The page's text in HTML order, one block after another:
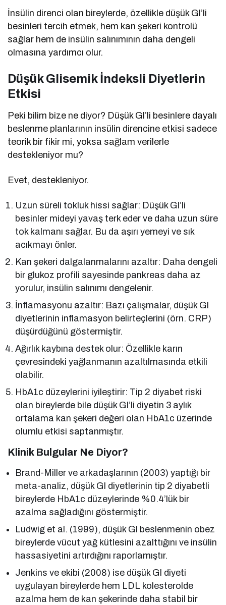
İnsülin direnci olan bireylerde, özellikle düşük GI’li
besinleri tercih etmek, hem kan şekeri kontrolü
sağlar hem de insülin salınımının daha dengeli
olmasına yardımcı olur.
Düşük Glisemik İndeksli Diyetlerin
Etkisi
Peki bilim bize ne diyor? Düşük GI’li besinlere dayalı
beslenme planlarının insülin direncine etkisi sadece
teorik bir fikir mi, yoksa sağlam verilerle
destekleniyor mu?
Evet, destekleniyor.
Uzun süreli tokluk hissi sağlar: Düşük GI’li
besinler mideyi yavaş terk eder ve daha uzun süre
tok kalmanı sağlar. Bu da aşırı yemeyi ve sık
acıkmayı önler.
Kan şekeri dalgalanmalarını azaltır: Daha dengeli
bir glukoz profili sayesinde pankreas daha az
yorulur, insülin salınımı dengelenir.
İnflamasyonu azaltır: Bazı çalışmalar, düşük GI
diyetlerinin inflamasyon belirteçlerini (örn. CRP)
düşürdüğünü göstermiştir.
Ağırlık kaybına destek olur: Özellikle karın
çevresindeki yağlanmanın azaltılmasında etkili
olabilir.
HbA1c düzeylerini iyileştirir: Tip 2 diyabet riski
olan bireylerde bile düşük GI’li diyetin 3 aylık
ortalama kan şekeri değeri olan HbA1c üzerinde
olumlu etkisi saptanmıştır.
Klinik Bulgular Ne Diyor?
Brand-Miller ve arkadaşlarının (2003) yaptığı bir
meta-analiz, düşük GI diyetlerinin tip 2 diyabetli
bireylerde HbA1c düzeylerinde %0.4’lük bir
azalma sağladığını göstermiştir.
Ludwig et al. (1999), düşük GI beslenmenin obez
bireylerde vücut yağ kütlesini azalttığını ve insülin
hassasiyetini artırdığını raporlamıştır.
Jenkins ve ekibi (2008) ise düşük GI diyeti
uygulayan bireylerde hem LDL kolesterolde
azalma hem de kan şekerinde daha stabil bir